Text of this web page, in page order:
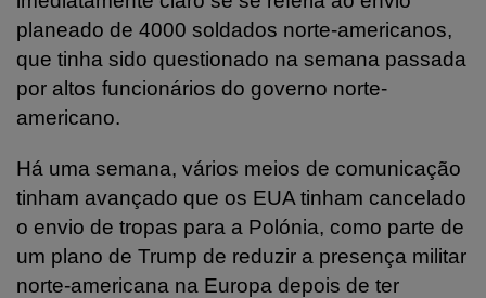
planeado de 4000 soldados norte-americanos,
que tinha sido questionado na semana passada
por altos funcionários do governo norte-
americano.
Há uma semana, vários meios de comunicação
tinham avançado que os EUA tinham cancelado
o envio de tropas para a Polónia, como parte de
um plano de Trump de reduzir a presença militar
norte-americana na Europa depois de ter